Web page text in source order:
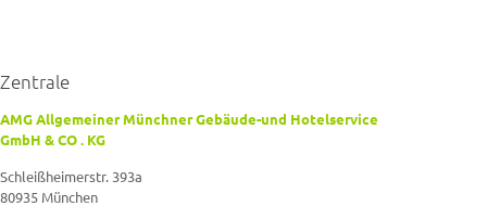
Zentrale
AMG Allgemeiner Münchner Gebäude-und Hotelservice
GmbH & CO . KG
Schleißheimerstr. 393a
80935 München